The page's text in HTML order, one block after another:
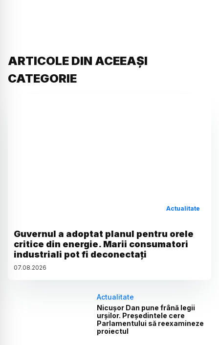
ARTICOLE DIN ACEEAȘI
CATEGORIE
Actualitate
Guvernul a adoptat planul pentru orele
critice din energie. Marii consumatori
industriali pot fi deconectați
07.08.2026
Actualitate
Nicușor Dan pune frână legii
urșilor. Președintele cere
Parlamentului să reexamineze
proiectul